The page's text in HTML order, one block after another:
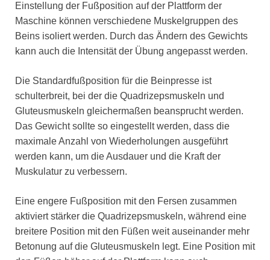
Einstellung der Fußposition auf der Plattform der
Maschine können verschiedene Muskelgruppen des
Beins isoliert werden. Durch das Ändern des Gewichts
kann auch die Intensität der Übung angepasst werden.
Die Standardfußposition für die Beinpresse ist
schulterbreit, bei der die Quadrizepsmuskeln und
Gluteusmuskeln gleichermaßen beansprucht werden.
Das Gewicht sollte so eingestellt werden, dass die
maximale Anzahl von Wiederholungen ausgeführt
werden kann, um die Ausdauer und die Kraft der
Muskulatur zu verbessern.
Eine engere Fußposition mit den Fersen zusammen
aktiviert stärker die Quadrizepsmuskeln, während eine
breitere Position mit den Füßen weit auseinander mehr
Betonung auf die Gluteusmuskeln legt. Eine Position mit